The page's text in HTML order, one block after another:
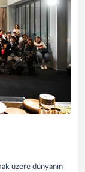
üzere dünyanın